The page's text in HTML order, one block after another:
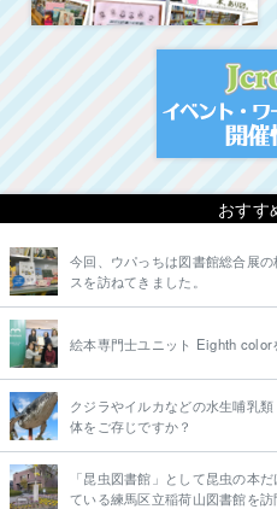
おすす
今回、ウパっちは図書館総合展
スを訪ねてきました。
絵本専門士ユニット Eighth color
クジラやイルカなどの水生哺乳
体をご存じですか？
「昆虫図書館」として昆虫の本
ている練馬区立稲荷山図書館を訪